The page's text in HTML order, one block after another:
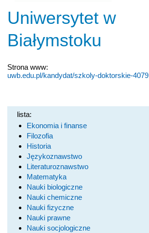
Uniwersytet w
Białymstoku
Strona www:
uwb.edu.pl/kandydat/szkoly-doktorskie-4079
lista:
Ekonomia i finanse
Filozofia
Historia
Językoznawstwo
Literaturoznawstwo
Matematyka
Nauki biologiczne
Nauki chemiczne
Nauki fizyczne
Nauki prawne
Nauki socjologiczne